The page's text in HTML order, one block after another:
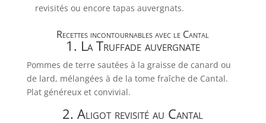
revisités ou encore tapas auvergnats.
Recettes incontournables avec le Cantal
1. La Truffade auvergnate
Pommes de terre sautées à la graisse de canard ou
de lard, mélangées à de la tome fraîche de Cantal.
Plat généreux et convivial.
2. Aligot revisité au Cantal